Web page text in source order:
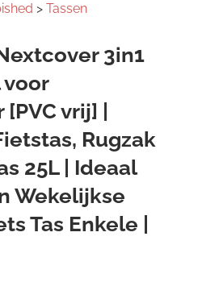
> Tassen
3in1
voor
vrij] |
Rugzak
25L | Ideaal
Wekelijkse
Tas Enkele |